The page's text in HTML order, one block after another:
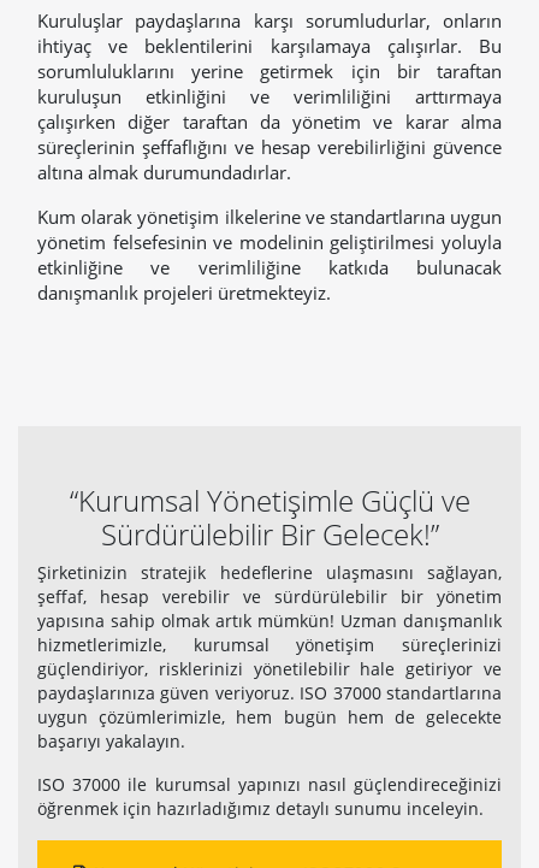
Kuruluşlar paydaşlarına karşı sorumludurlar, onların
ihtiyaç ve beklentilerini karşılamaya çalışırlar. Bu
sorumluluklarını yerine getirmek için bir taraftan
kuruluşun etkinliğini ve verimliliğini arttırmaya
çalışırken diğer taraftan da yönetim ve karar alma
süreçlerinin şeffaflığını ve hesap verebilirliğini güvence
altına almak durumundadırlar.
Kum olarak yönetişim ilkelerine ve standartlarına uygun
yönetim felsefesinin ve modelinin geliştirilmesi yoluyla
etkinliğine ve verimliliğine katkıda bulunacak
danışmanlık projeleri üretmekteyiz.
“Kurumsal Yönetişimle Güçlü ve
Sürdürülebilir Bir Gelecek!”
Şirketinizin stratejik hedeflerine ulaşmasını sağlayan,
şeffaf, hesap verebilir ve sürdürülebilir bir yönetim
yapısına sahip olmak artık mümkün! Uzman danışmanlık
hizmetlerimizle, kurumsal yönetişim süreçlerinizi
güçlendiriyor, risklerinizi yönetilebilir hale getiriyor ve
paydaşlarınıza güven veriyoruz. ISO 37000 standartlarına
uygun çözümlerimizle, hem bugün hem de gelecekte
başarıyı yakalayın.
ISO 37000 ile kurumsal yapınızı nasıl güçlendireceğinizi
öğrenmek için hazırladığımız detaylı sunumu inceleyin.